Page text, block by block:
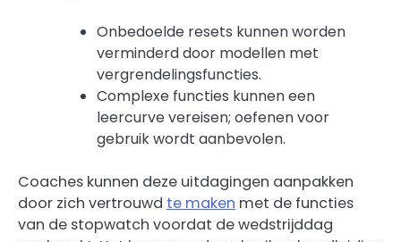
Onbedoelde resets kunnen worden
verminderd door modellen met
vergrendelingsfuncties.
Complexe functies kunnen een
leercurve vereisen; oefenen voor
gebruik wordt aanbevolen.
Coaches kunnen deze uitdagingen aanpakken
door zich vertrouwd te maken met de functies
van de stopwatch voordat de wedstrijddag